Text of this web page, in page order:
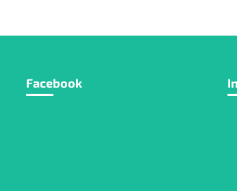
Facebook